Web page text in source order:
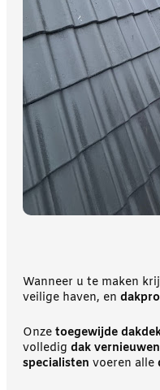
Wanneer u te maken
veilige haven, en
Onze toegewijde
volledig dak vernieuwen
specialisten voeren alle